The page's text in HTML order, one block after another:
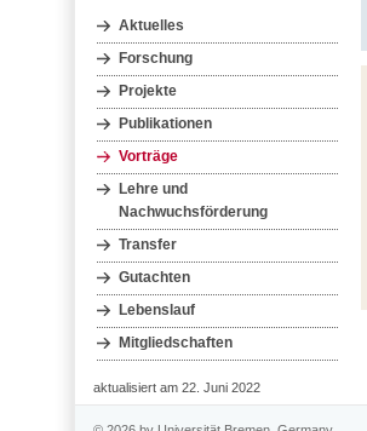
Aktuelles
Forschung
Projekte
Publikationen
Vorträge
Lehre und
Nachwuchsförderung
Transfer
Gutachten
Lebenslauf
Mitgliedschaften
aktualisiert am 22. Juni 2022